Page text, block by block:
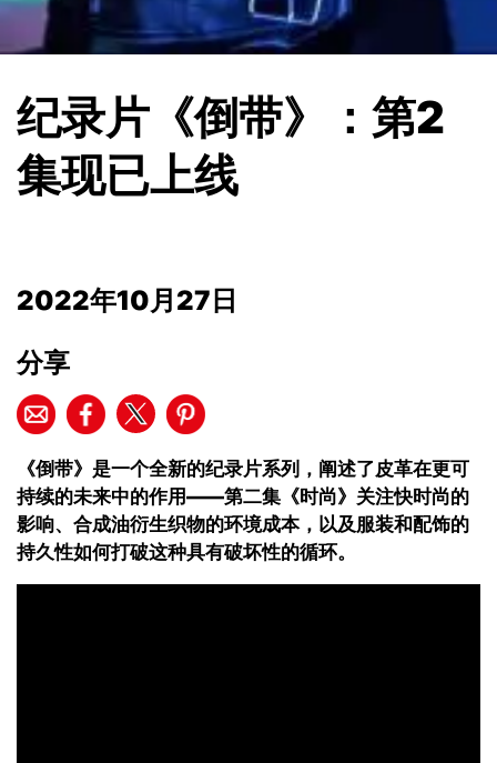
纪录片《倒带》：第2
集现已上线
2022年10月27日
分享
《倒带》是一个全新的纪录片系列，阐述了皮革在更可
持续的未来中的作用——第二集 《时尚》关注快时尚的
影响、合成油衍生织物的环境成本，以及服装和配饰的
持久性如何打破这种具有破坏性的循环。